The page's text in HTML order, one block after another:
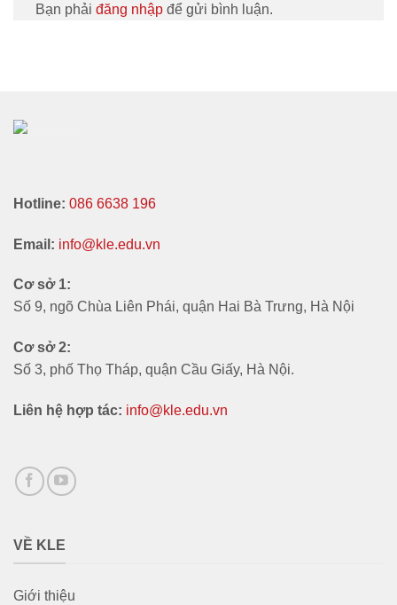
Bạn phải đăng nhập để gửi bình luận.
Hotline: 086 6638 196
Email: info@kle.edu.vn
Cơ sở 1:
Số 9, ngõ Chùa Liên Phái, quận Hai Bà Trưng, Hà Nội
Cơ sở 2:
Số 3, phố Thọ Tháp, quận Cầu Giấy, Hà Nội.
Liên hệ hợp tác: info@kle.edu.vn
VỀ KLE
Giới thiệu